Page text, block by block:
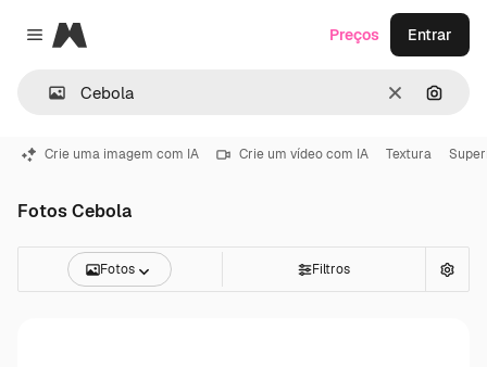
Close menu
Magnific
Limpar
Preços Entrar
Crie uma imagem com IA Crie um vídeo com IA Textura
Fotos Cebola
Fotos Filtros